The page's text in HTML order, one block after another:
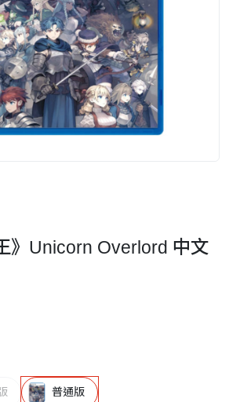
》Unicorn Overlord 中文
普通版